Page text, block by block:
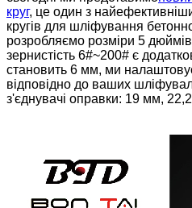
круг, це один з
кругів для шліфування
розробляємо розміри 5
зернистість 6#~200# є
становить 6 мм, ми
відповідно до ваших
з'єднувачі оправки: 19 мм,